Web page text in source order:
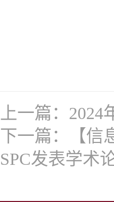
上一篇： 2024
下一篇：
【
SPC发表学术